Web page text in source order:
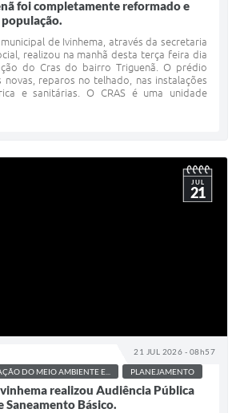
foi completamente reformado e
de Ivinhema, através da secretaria
realizou na manhã desta terça feira dia
do Cras do bairro Triguenã. O prédio
novas, reparos no telhado, nas instalações
e sanitárias. O CRAS é uma unidade
21 JUL 2026 - 08h57
JUL
21
DO MEIO AMBIENTE E... PLANEJAMENTO
realizou Audiência Pública
Saneamento Básico.